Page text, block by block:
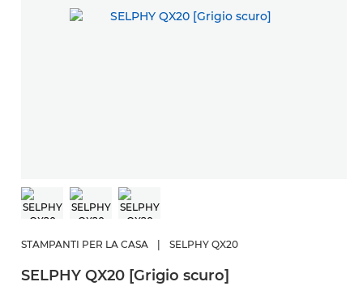
STAMPANTI PER LA CASA SELPHY QX20
SELPHY QX20 [Grigio scuro]